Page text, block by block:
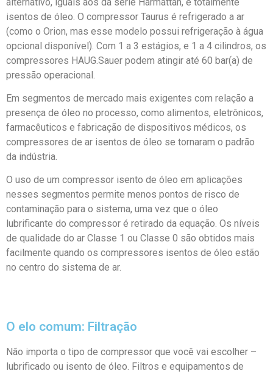
isentos de óleo. O compressor Taurus é refrigerado a ar
(como o Orion, mas esse modelo possui refrigeração à água
opcional disponível). Com 1 a 3 estágios, e 1 a 4 cilindros, os
compressores HAUG.Sauer podem atingir até 60 bar(a) de
pressão operacional.
Em segmentos de mercado mais exigentes com relação a
presença de óleo no processo, como alimentos, eletrônicos,
farmacêuticos e fabricação de dispositivos médicos, os
compressores de ar isentos de óleo se tornaram o padrão
da indústria.
O uso de um compressor isento de óleo em aplicações
nesses segmentos permite menos pontos de risco de
contaminação para o sistema, uma vez que o óleo
lubrificante do compressor é retirado da equação. Os níveis
de qualidade do ar Classe 1 ou Classe 0 são obtidos mais
facilmente quando os compressores isentos de óleo estão
no centro do sistema de ar.
O elo comum: Filtração
Não importa o tipo de compressor que você vai escolher –
lubrificado ou isento de óleo. Filtros e equipamentos de